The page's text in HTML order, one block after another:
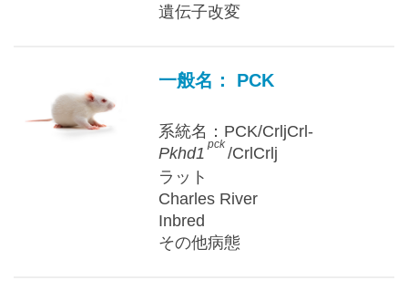
遺伝子改変
一般名： PCK
系統名：PCK/CrljCrl-
Pkhd1
pck
/CrlCrlj
ラット
Charles River
Inbred
その他病態